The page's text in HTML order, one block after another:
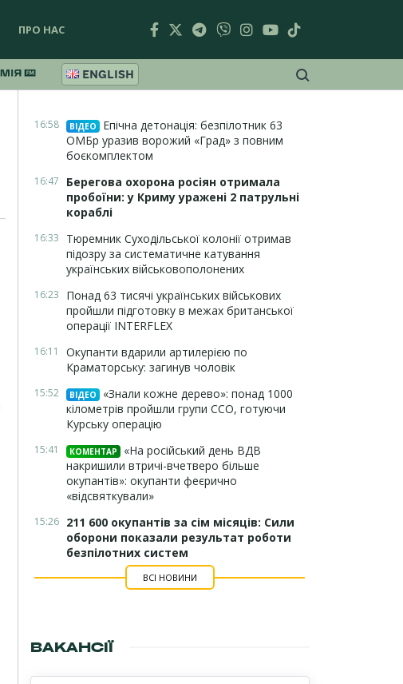
ПРО НАС
ENGLISH
16:58 ВІДЕО
Епічна детонація: безпілотник 63
ОМБр уразив ворожий «Град» з повним
боєкомплектом
16:47
Берегова охорона росіян отримала
пробоїни: у Криму уражені 2 патрульні
кораблі
16:33
Тюремник Суходільської колонії отримав
підозру за систематичне катування
українських військовополонених
16:23
Понад 63 тисячі українських військових
пройшли підготовку в межах британської
операції INTERFLEX
16:11
Окупанти вдарили артилерією по
Краматорську: загинув чоловік
15:52 ВІДЕО
«Знали кожне дерево»: понад 1000
кілометрів пройшли групи ССО, готуючи
Курську операцію
15:41 КОМЕНТАР
«На російський день ВДВ
накришили втричі-вчетверо більше
окупантів»: окупанти феєрично
«відсвяткували»
15:26 211 600 окупантів за сім місяців: Сили
оборони показали результат роботи
безпілотних систем
ВСІ НОВИНИ
ВАКАНСІЇ